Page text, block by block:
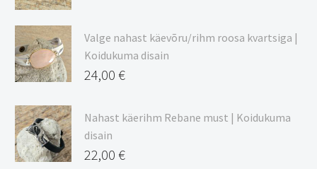
9,00 €
kuni
20,44 €
Valge nahast käevõru/rihm roosa kvartsiga |
Koidukuma disain
24,00 €
Nahast käerihm Rebane must | Koidukuma
disain
22,00 €